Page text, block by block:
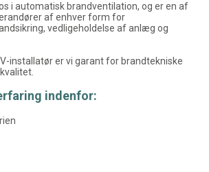
i automatisk brandventilation, og er en af
af enhver form for
vedligeholdelse af anlæg og
installatør er vi garant for brandtekniske
indenfor: